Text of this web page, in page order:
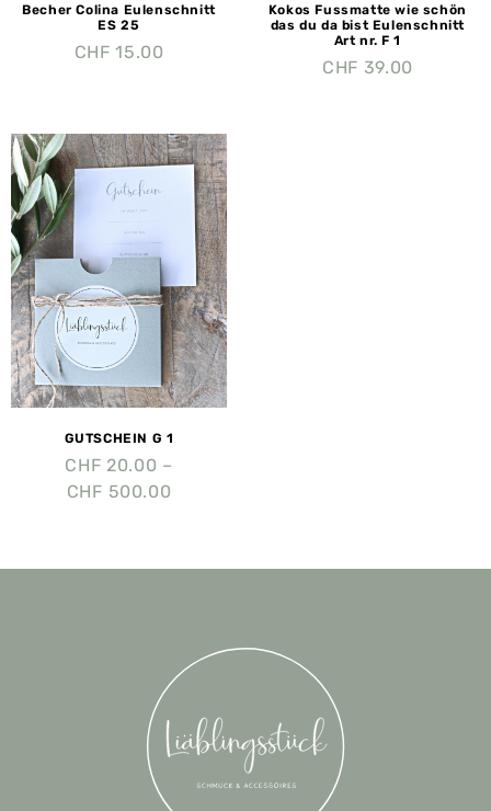
Becher Colina Eulenschnitt
ES 25
CHF 15.00
Kokos Fussmatte wie schön
das du da bist Eulenschnitt
Art nr. F 1
CHF 39.00
GUTSCHEIN G 1
CHF 20.00 –
CHF 500.00